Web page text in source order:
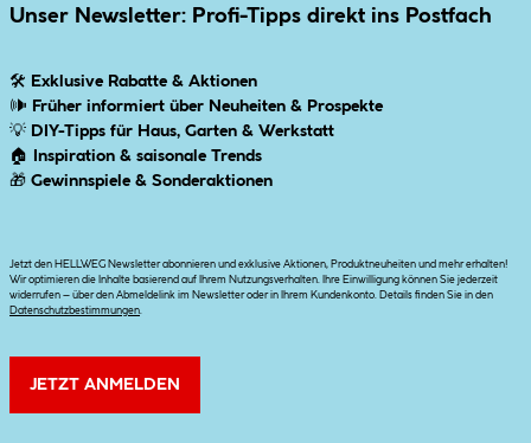
Unser Newsletter: Profi-Tipps direkt ins Postfach
🛠 Exklusive Rabatte & Aktionen
🕪 Früher informiert über Neuheiten & Prospekte
💡 DIY-Tipps für Haus, Garten & Werkstatt
🏠
Inspiration & saisonale Trends
🎁 Gewinnspiele & Sonderaktionen
Jetzt den HELLWEG Newsletter abonnieren und exklusive Aktionen, Produktneuheiten und mehr erhalten!
Wir optimieren die Inhalte basierend auf Ihrem Nutzungsverhalten. Ihre Einwilligung können Sie jederzeit
widerrufen – über den Abmeldelink im Newsletter oder in Ihrem Kundenkonto. Details finden Sie in den
Datenschutzbestimmungen.
JETZT ANMELDEN